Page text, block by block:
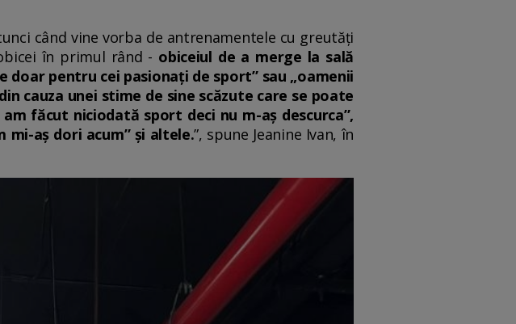
când vine vorba de antrenamentele cu greutăți
în primul rând - obiceiul de a merge la sală
doar pentru cei pasionați de sport” sau „oamenii
cauza unei stime de sine scăzute care se poate
făcut niciodată sport deci nu m-aș descurca”,
mi-aș dori acum” și altele.”, spune Jeanine Ivan, în